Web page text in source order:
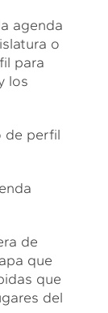
agenda
o
para
los
de perfil
de
que
que
del